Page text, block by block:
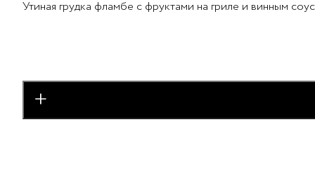
Утиная грудка фламбе с фруктами на гриле и винным